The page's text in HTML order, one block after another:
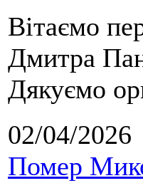
Вітаємо
Дмитра
Дякуємо
02/04/2026
Помер